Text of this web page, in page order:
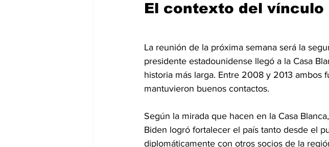
El contexto del vínculo
La reunión de la próxima semana será la
presidente estadounidense llegó a la Casa
historia más larga. Entre 2008 y 2013 ambos
mantuvieron buenos contactos.
Según la mirada que hacen en la Casa
Biden logró fortalecer el país tanto desde el
diplomáticamente con otros socios de la